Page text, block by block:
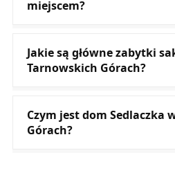
miejscem?
Jakie są główne zabytki
Tarnowskich Górach?
Czym jest dom Sedlaczka
Górach?